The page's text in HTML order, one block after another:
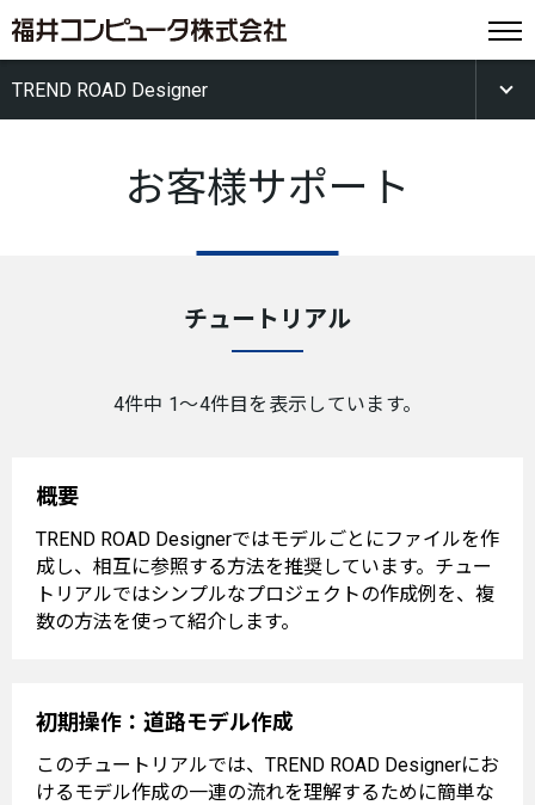
TREND ROAD Designer
お客様サポート
チュートリアル
4件中 1〜4件目を表示しています。
概要
TREND ROAD Designerではモデルごとにファイルを作
成し、相互に参照する方法を推奨しています。チュー
トリアルではシンプルなプロジェクトの作成例を、複
数の方法を使って紹介します。
初期操作：道路モデル作成
このチュートリアルでは、TREND ROAD Designerにお
けるモデル作成の一連の流れを理解するために簡単な